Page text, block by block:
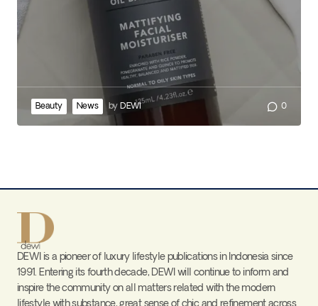
Beauty News by DEWI 0
DEWI is a pioneer of luxury lifestyle publications in Indonesia since
1991. Entering its fourth decade, DEWI will continue to inform and
inspire the community on all matters related with the modern